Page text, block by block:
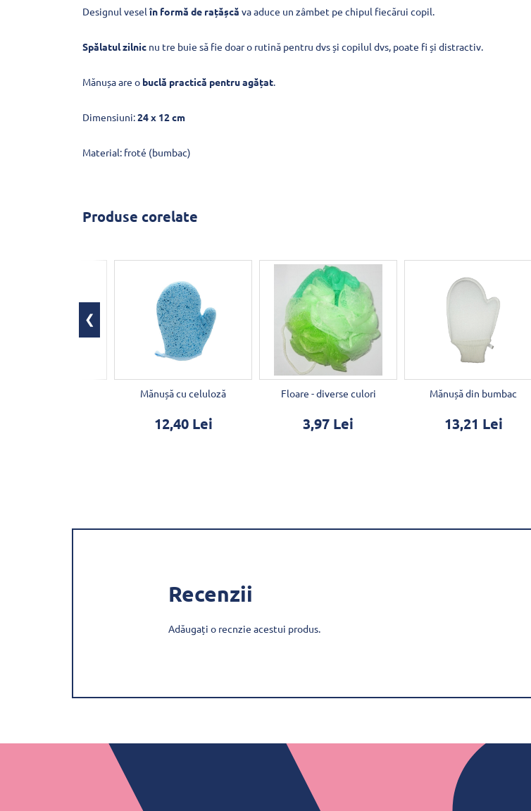
Designul vesel în formă de rațășcă va aduce un zâmbet pe chipul fiecărui copil.
Spălatul zilnic nu tre buie să fie doar o rutină pentru dvs și copilul dvs, poate fi și distractiv.
Mănușa are o buclă practică pentru agățat.
Dimensiuni:24 x 12 cm
Material: froté (bumbac)
Produse corelate
Mănușă cu celuloză
12,40 Lei
Floare - diverse culori
3,97 Lei
Mănușă din bumbac
13,21 Lei
Recenzii
Adăugați o recnzie acestui produs.